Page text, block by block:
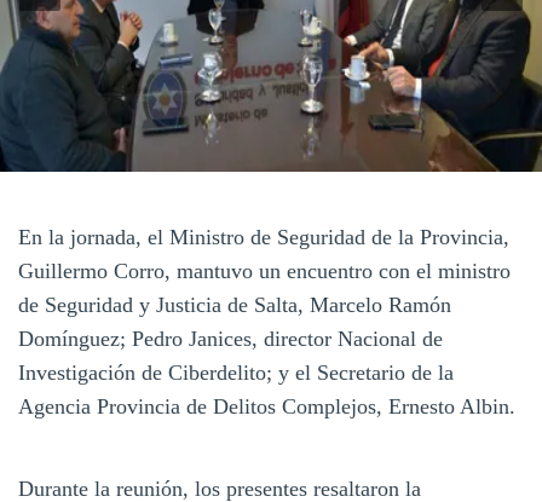
En la jornada, el Ministro de Seguridad de la Provincia,
Guillermo Corro, mantuvo un encuentro con el ministro
de Seguridad y Justicia de Salta, Marcelo Ramón
Domínguez; Pedro Janices, director Nacional de
Investigación de Ciberdelito; y el Secretario de la
Agencia Provincia de Delitos Complejos, Ernesto Albin.
Durante la reunión, los presentes resaltaron la